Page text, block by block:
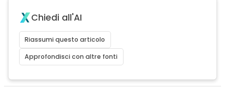
Chiedi all'AI
Riassumi questo articolo
Approfondisci con altre fonti